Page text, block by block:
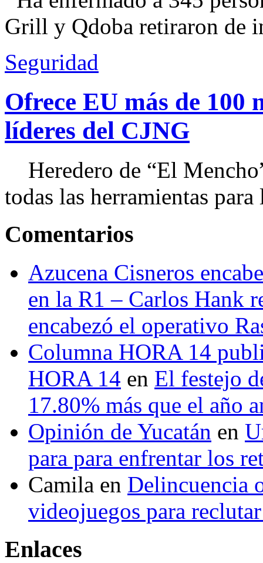
Grill y Qdoba retiraron de
Seguridad
Ofrece EU más de 100
líderes del CJNG
Heredero de “El
todas las herramientas
Comentarios
Azucena Cisneros
en la R1 – Carlos Hank
encabezó el operativo
Columna HORA 14
HORA 14 en El festejo
17.80% más que el año
Opinión de Yucatán en
para para enfrentar los
Camila en Delincuencia
videojuegos para
Enlaces